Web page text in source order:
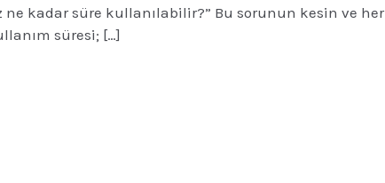
ne kadar süre kullanılabilir?” Bu sorunun kesin ve
süresi; […]